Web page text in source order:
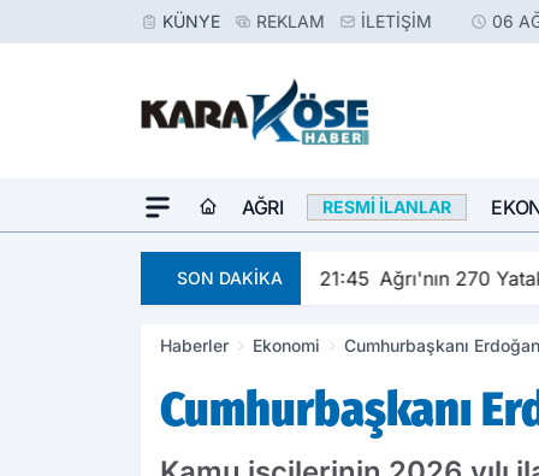
KÜNYE REKLAM İLETIŞIM 06
AĞRI RESMI İLANLAR
SON DAKİKA 21:45 Ağrı'nın 270
Haberler Ekonomi Cumhurbaşkanı
Cumhurbaşkanı